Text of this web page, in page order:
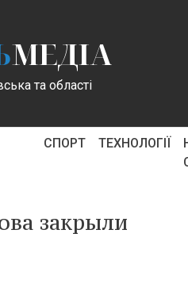
МЕДІА
та області
СПОРТ ТЕХНОЛОГІЇ
закрыли